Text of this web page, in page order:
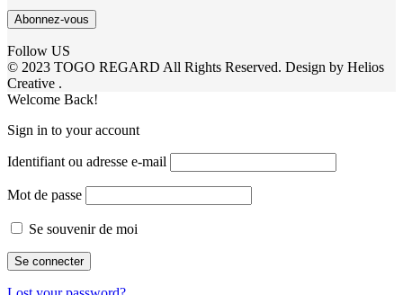
Follow US
© 2023 TOGO REGARD All Rights Reserved. Design by Helios
Creative .
Welcome Back!
Sign in to your account
Identifiant ou adresse e-mail
Mot de passe
Se souvenir de moi